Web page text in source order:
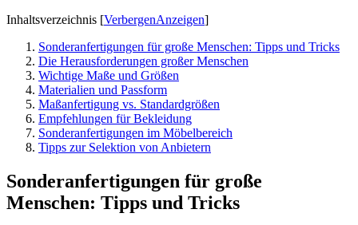
Inhaltsverzeichnis [VerbergenAnzeigen]
Sonderanfertigungen für große Menschen: Tipps und Tricks
Die Herausforderungen großer Menschen
Wichtige Maße und Größen
Materialien und Passform
Maßanfertigung vs. Standardgrößen
Empfehlungen für Bekleidung
Sonderanfertigungen im Möbelbereich
Tipps zur Selektion von Anbietern
Sonderanfertigungen für große
Menschen: Tipps und Tricks